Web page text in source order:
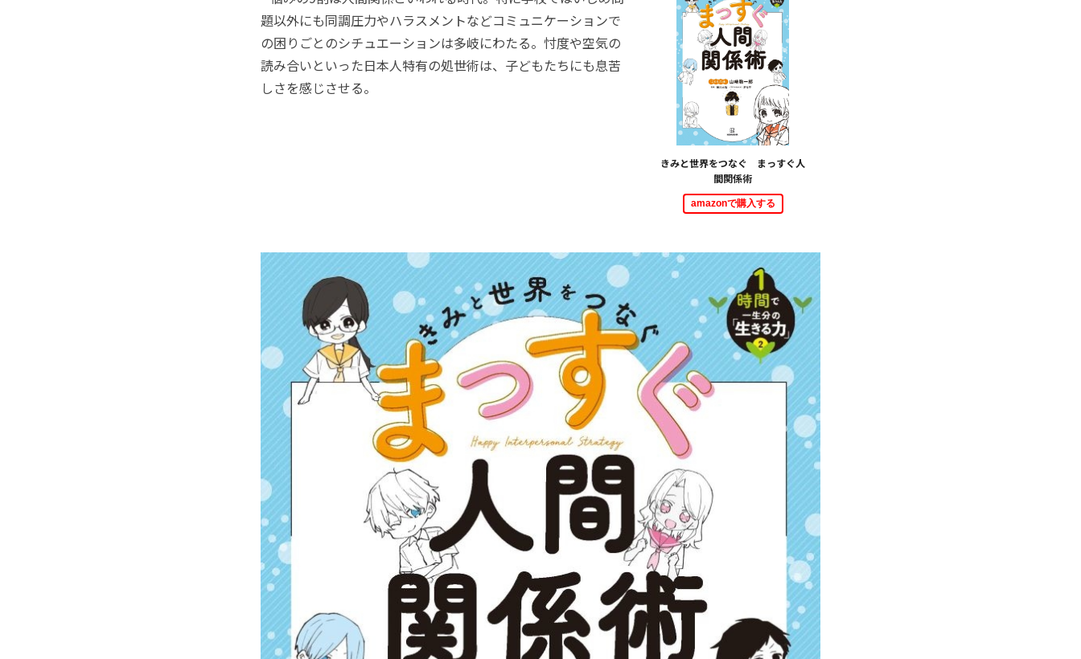
きみと世界をつなぐ まっすぐ人
間関係術
amazonで購入する
題以外にも同調圧力やハラスメントなどコミュニケーションで
の困りごとのシチュエーションは多岐にわたる。忖度や空気の
読み合いといった日本人特有の処世術は、子どもたちにも息苦
しさを感じさせる。